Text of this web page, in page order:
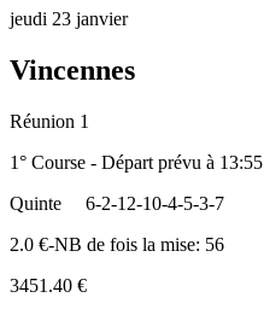
jeudi 23 janvier
Vincennes
Réunion 1
1° Course - Départ prévu à 13:55
Quinte
6-2-12-10-4-5-3-7
2.0 €-NB de fois la mise: 56
3451.40 €